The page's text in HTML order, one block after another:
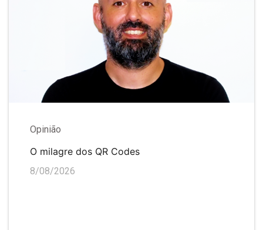
Opinião
O milagre dos QR Codes
8/08/2026